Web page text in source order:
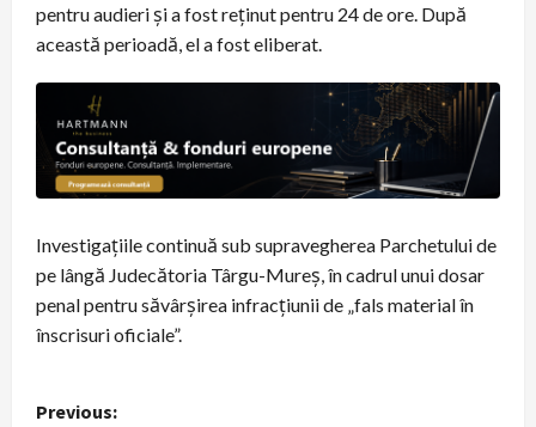
pentru audieri și a fost reținut pentru 24 de ore. După
această perioadă, el a fost eliberat.
Investigațiile continuă sub supravegherea Parchetului de
pe lângă Judecătoria Târgu-Mureș, în cadrul unui dosar
penal pentru săvârșirea infracțiunii de „fals material în
înscrisuri oficiale”.
P
Previous: